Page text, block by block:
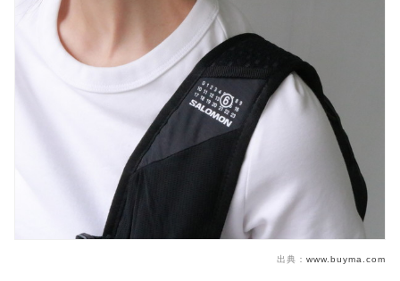
出典： www.buyma.com